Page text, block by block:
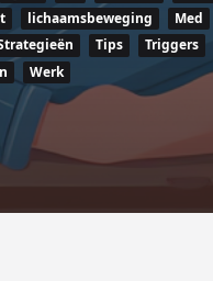
lichaamsbeweging Med
Tips Triggers
Werk